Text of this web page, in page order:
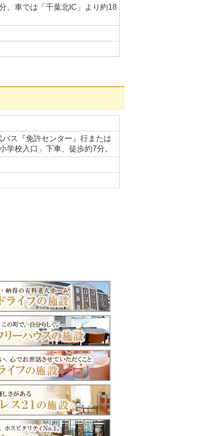
。車では「千葉北IC」より約18
ス『免許センター』行または
学校入口」下車、徒歩約7分。